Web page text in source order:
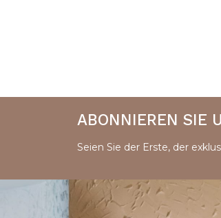
ABONNIEREN SIE
Seien Sie der Erste, der